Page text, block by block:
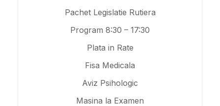
Pachet Legislatie Rutiera
Program 8:30 – 17:30
Plata in Rate
Fisa Medicala
Aviz Psihologic
Masina la Examen